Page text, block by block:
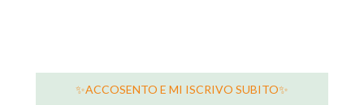
✨ACCOSENTO E MI ISCRIVO SUBITO✨